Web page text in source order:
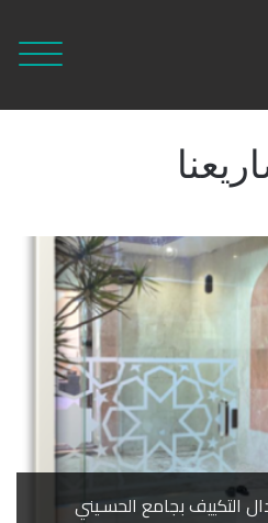
التكييف بجامع الحسـيني